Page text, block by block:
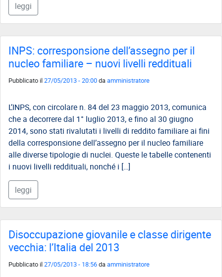
leggi
INPS: corresponsione dell’assegno per il
nucleo familiare – nuovi livelli reddituali
Pubblicato il27/05/2013 - 20:00daamministratore
L’INPS, con circolare n. 84 del 23 maggio 2013, comunica
che a decorrere dal 1° luglio 2013, e fino al 30 giugno
2014, sono stati rivalutati i livelli di reddito familiare ai fini
della corresponsione dell’assegno per il nucleo familiare
alle diverse tipologie di nuclei. Queste le tabelle contenenti
i nuovi livelli reddituali, nonché i […]
leggi
Disoccupazione giovanile e classe dirigente
vecchia: l’Italia del 2013
Pubblicato il27/05/2013 - 18:56daamministratore